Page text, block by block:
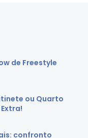
de Freestyle
ou Quarto
confronto